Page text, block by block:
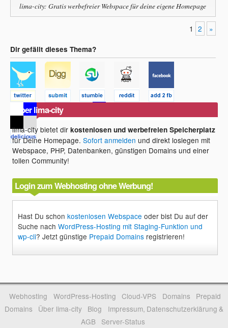
lima-city: Gratis werbefreier Webspace für deine eigene Homepage
1 2 »
Dir gefällt dieses Thema?
Über lima-city
lima-city bietet dirkostenlosen und werbefreien Speicherplatz
für Deine Homepage.Sofort anmelden und direkt loslegen mit
Webspace, PHP, Datenbanken, günstigen Domains und einer
tollen Community!
Login zum Webhosting ohne Werbung!
Hast Du schonkostenlosen Webspace oder bist Du auf der
Suche nachWordPress-Hosting mit Staging-Funktion und
wp-cli? Jetzt günstige Prepaid Domains registrieren!
Webhosting WordPress-Hosting Cloud-VPS Domains
Prepaid
Domains
Über lima-city Blog
Impressum, Datenschutzerklärung &
AGB
Server-Status